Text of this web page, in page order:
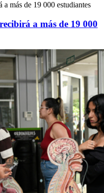
más de 19 000 estudiantes
a más de 19 000